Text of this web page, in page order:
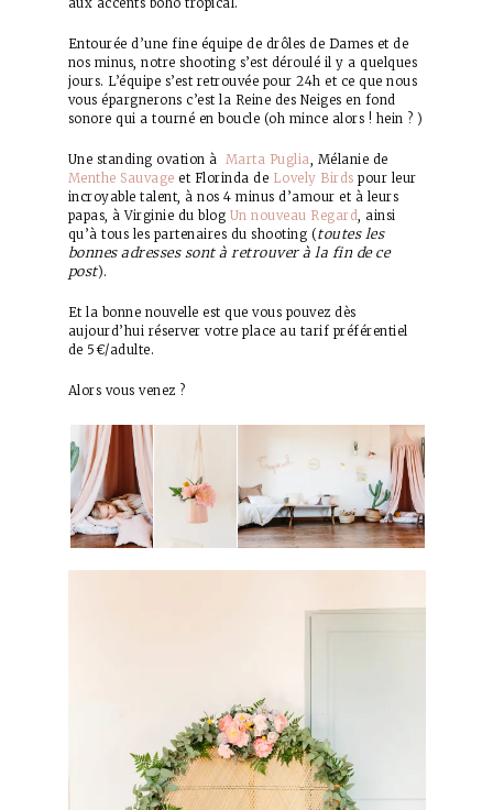
Entourée d’une fine équipe de drôles de Dames et de
nos minus, notre shooting s’est déroulé il y a quelques
jours. L’équipe s’est retrouvée pour 24h et ce que nous
vous épargnerons c’est la Reine des Neiges en fond
sonore qui a tourné en boucle (oh mince alors ! hein ? )
Une standing ovation à Marta Puglia
, Mélanie de
Menthe Sauvage et Florinda de Lovely Birds pour leur
incroyable talent, à nos 4 minus d’amour et à leurs
papas, à Virginie du blog Un nouveau Regard
, ainsi
qu’à tous les partenaires du shooting (toutes les
bonnes adresses sont à retrouver à la fin de ce
post).
Et la bonne nouvelle est que vous pouvez dès
aujourd’hui réserver votre place au tarif préférentiel
de 5€/adulte.
Alors vous venez ?